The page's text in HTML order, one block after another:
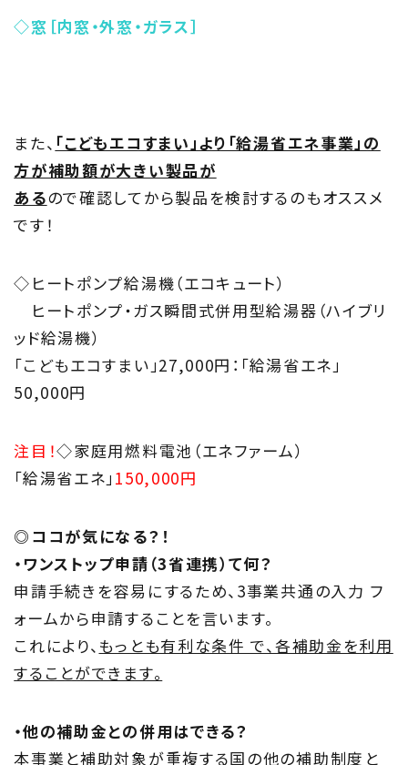
◇窓［内窓・外窓・ガラス］
また、 「こどもエコすまい」より「給湯省エネ事業」の
方が補助額が大きい製品が
あるので確認してから製品を検討するのもオススメ
です！
◇ヒートポンプ給湯機（エコキュート）
ヒートポンプ・ガス瞬間式併用型給湯器 （ハイブリ
ッド給湯機）
「こどもエコすまい」27,000円：「給湯省エネ」
50,000円
注目！◇家庭用燃料電池 （エネファーム）
「給湯省エネ」 150,000円
◎ココが気になる？！
・ワンストップ申請（3省連携）て何？
申請手続きを容易にするため、3事業共通の入力 フ
ォームから申請することを言います。
これにより、 もっとも有利な条件 で、各補助金を利用
することができます。
・他の補助金との併用はできる？
本事業と補助対象が重複する国の他の補助制度と